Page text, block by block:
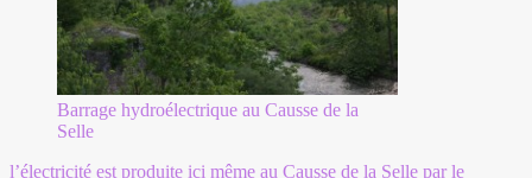
Barrage hydroélectrique au Causse de la
Selle
l’électricité est produite ici même au Causse de la Selle par le